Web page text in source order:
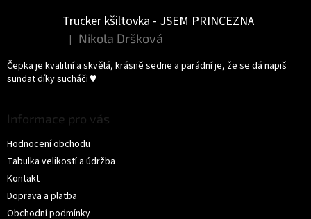
Trucker kšiltovka - JSEM PRINCEZNA
Hodnocení produktu je 5 z 5 hvězdiček.
| Nikola Dršková
Čepka je kvalitní a skvělá, krásně sedne a parádní je, že se dá napiš
sundat díky sucháči ♥️
Informace pro vás
Hodnocení obchodu
Tabulka velikostí a údržba
Kontakt
Doprava a platba
Obchodní podmínky